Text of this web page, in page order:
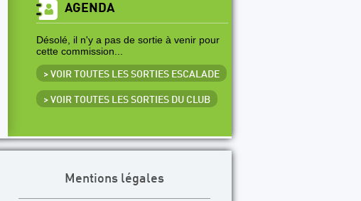
AGENDA
Désolé, il n'y a pas de sortie à venir pour
cette commission...
> VOIR TOUTES LES SORTIES ESCALADE
> VOIR TOUTES LES SORTIES DU CLUB
Mentions légales